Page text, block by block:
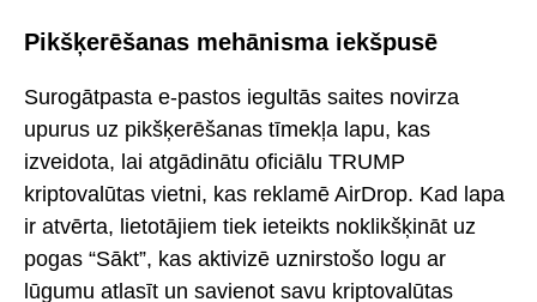
Pikšķerēšanas mehānisma iekšpusē
Surogātpasta e-pastos iegultās saites novirza
upurus uz pikšķerēšanas tīmekļa lapu, kas
izveidota, lai atgādinātu oficiālu TRUMP
kriptovalūtas vietni, kas reklamē AirDrop. Kad lapa
ir atvērta, lietotājiem tiek ieteikts noklikšķināt uz
pogas “Sākt”, kas aktivizē uznirstošo logu ar
lūgumu atlasīt un savienot savu kriptovalūtas